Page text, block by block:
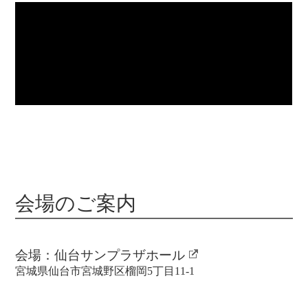
会場のご案内
会場：仙台サンプラザホール
宮城県仙台市宮城野区榴岡5丁目11-1